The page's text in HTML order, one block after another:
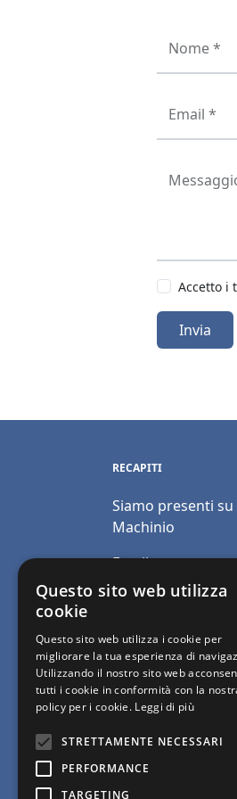
Nome *
Email *
Accetto i
Invia
RECAPITI
Siamo presenti su
Machinio
Email:
2067911
Mobile:+39 348
Questo sito web utilizza
cookie
Questo sito web utilizza i cookie per
migliorare la tua esperienza di
Utilizzando il nostro sito web
tutti i cookie in conformità con la
policy per i cookie. Leggi di più
STRETTAMENTE NECESSARI
PERFORMANCE
TARGETING